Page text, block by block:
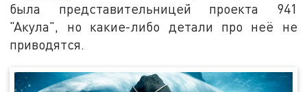
была представительницей проекта 941
"Акула", но какие-либо детали про неё не
приводятся.